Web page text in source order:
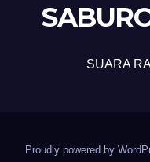
SUARA
Proudly powered by